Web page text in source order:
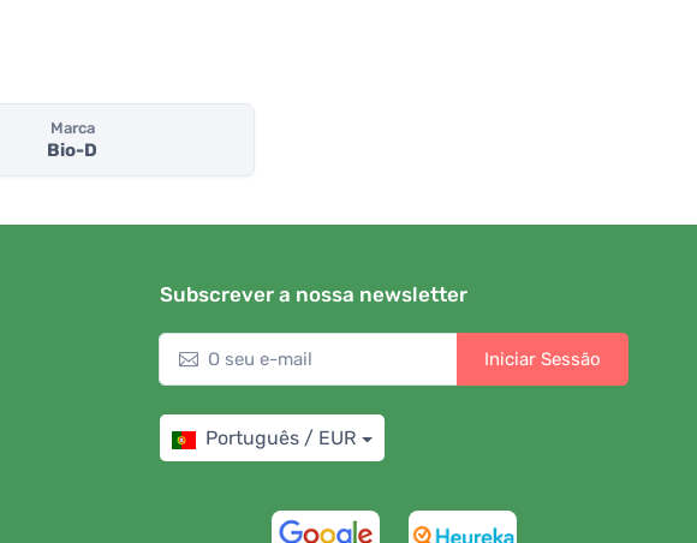
Marca
Bio-D
Subscrever a nossa newsletter
Iniciar Sessão
Português / EUR